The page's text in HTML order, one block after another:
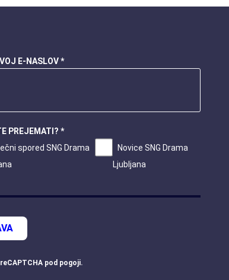
E-NASLOV *
PREJEMATI? *
spored SNG Drama
Novice SNG Drama
Ljubljana
reCAPTCHA pod pogoji.